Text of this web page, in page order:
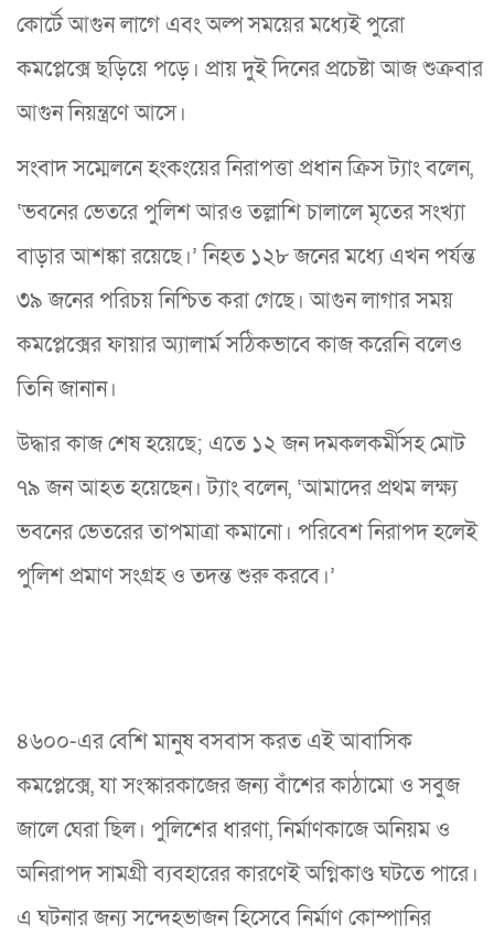
কোর্টে আগুন লাগে এবং অল্প সময়ের মধ্যেই পুরো
কমপ্লেক্সে ছড়িয়ে পড়ে। প্রায় দুই দিনের প্রচেষ্টা আজ শুক্রবার
আগুন নিয়ন্ত্রণে আসে।
সংবাদ সম্মেলনে হংকংয়ের নিরাপত্তা প্রধান ক্রিস ট্যাং বলেন,
‘ভবনের ভেতরে পুলিশ আরও তল্লাশি চালালে মৃতের সংখ্যা
বাড়ার আশঙ্কা রয়েছে।’ নিহত ১২৮ জনের মধ্যে এখন পর্যন্ত
৩৯ জনের পরিচয় নিশ্চিত করা গেছে। আগুন লাগার সময়
কমপ্লেক্সের ফায়ার অ্যালার্ম সঠিকভাবে কাজ করেনি বলেও
তিনি জানান।
উদ্ধার কাজ শেষ হয়েছে; এতে ১২ জন দমকলকর্মীসহ মোট
৭৯ জন আহত হয়েছেন। ট্যাং বলেন, ‘আমাদের প্রথম লক্ষ্য
ভবনের ভেতরের তাপমাত্রা কমানো। পরিবেশ নিরাপদ হলেই
পুলিশ প্রমাণ সংগ্রহ ও তদন্ত শুরু করবে।’
৪৬০০-এর বেশি মানুষ বসবাস করত এই আবাসিক
কমপ্লেক্সে, যা সংস্কারকাজের জন্য বাঁশের কাঠামো ও সবুজ
জালে ঘেরা ছিল। পুলিশের ধারণা, নির্মাণকাজে অনিয়ম ও
অনিরাপদ সামগ্রী ব্যবহারের কারণেই অগ্নিকাণ্ড ঘটতে পারে।
এ ঘটনার জন্য সন্দেহভাজন হিসেবে নির্মাণ কোম্পানির